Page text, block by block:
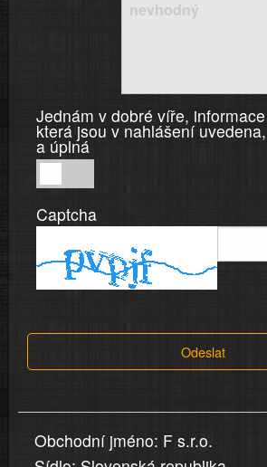
Jednám v dobré víře,
která jsou v nahlášení
a úplná
v
dobré
informace
v
uvedena,
jsou
Captcha
Odeslat
Obchodní jméno: F s.r.o.